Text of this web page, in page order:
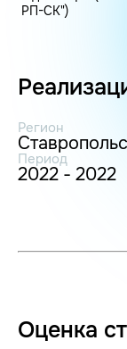
РП-СК")
Регион
Период
2022 - 2022
Оценка